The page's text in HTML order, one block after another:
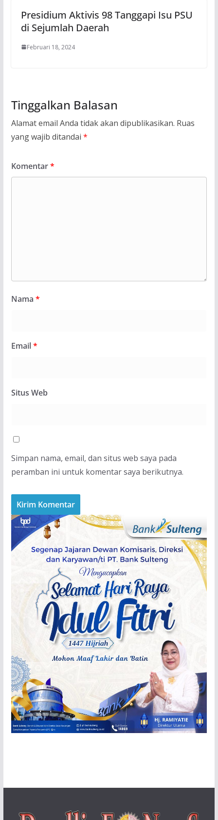
Presidium Aktivis 98 Tanggapi Isu PSU
di Sejumlah Daerah
Februari 18, 2024
Tinggalkan Balasan
Alamat email Anda tidak akan dipublikasikan. Ruas
yang wajib ditandai *
Komentar*
Nama *
Email*
Situs Web
Simpan nama, email, dan situs web saya pada
peramban ini untuk komentar saya berikutnya.